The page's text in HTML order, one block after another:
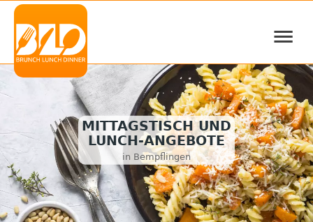
≡
MITTAGSTISCH UND
LUNCH-ANGEBOTE
in Bempflingen